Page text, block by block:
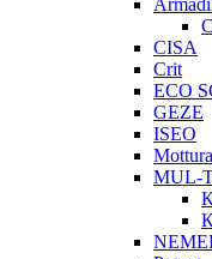
CISA
Crit
ECO
GEZE
ISEO
Mottura
MUL-